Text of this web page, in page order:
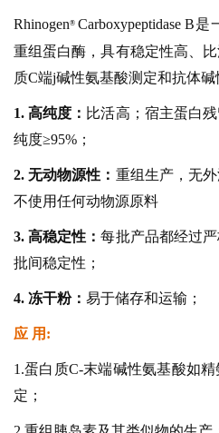
Rhinogen® Carboxypeptidase B
重组蛋白酶，具有稳定性高、
质C端j碱性氨基酸测定和抗体碱
1. 高纯度： 比活高；宿主蛋白
纯度≥95%；
2. 无动物源性： 重组生产，无
不使用任何动物源原料
3. 高稳定性：每批产品都经过
批间稳定性；
4. 冻干粉： 易于储存和运输；
应 用:
1.蛋白质C-末端碱性氨基酸如
定；